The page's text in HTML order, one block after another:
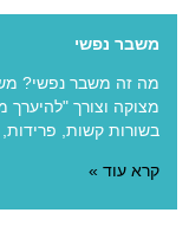
משבר נפשי
מה זה משבר נפשי?
מצוקה וצורך "להיערך
בשורות קשות, פרידות,
קרא עוד »